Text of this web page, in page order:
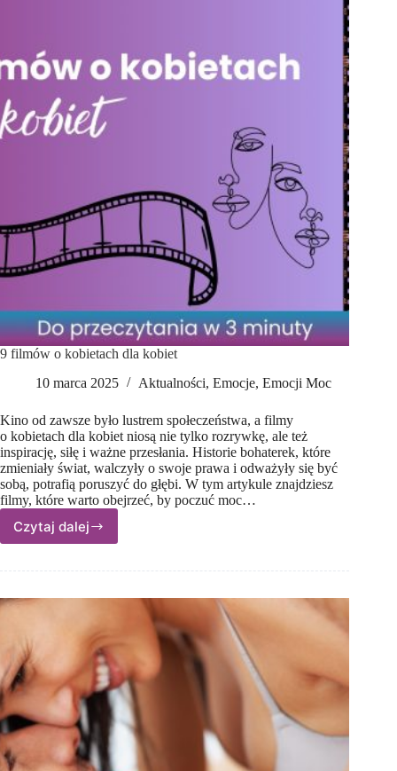
9 filmów o kobietach dla kobiet
10 marca 2025
Aktualności, Emocje, Emocji Moc
Kino od zawsze było lustrem społeczeństwa, a filmy
o kobietach dla kobiet niosą nie tylko rozrywkę, ale też
inspirację, siłę i ważne przesłania. Historie bohaterek, które
zmieniały świat, walczyły o swoje prawa i odważyły się być
sobą, potrafią poruszyć do głębi. W tym artykule znajdziesz
filmy, które warto obejrzeć, by poczuć moc…
Czytaj dalej
9
o kobietach
kobiet